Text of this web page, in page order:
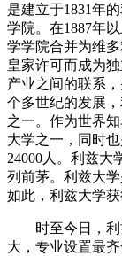
是建立于1831年
学院。在1887年
学学院合并为维
皇家许可而成为
产业之间的联系
个多世纪的发展
之一。作为世界
大学之一，同时
24000人。利兹大
列前茅。利兹大
如此，利兹大学
时至今日，利
大，专业设置最